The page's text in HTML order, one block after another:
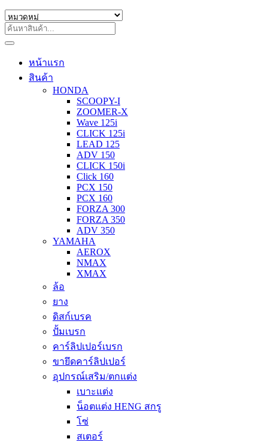
หน้าแรก
สินค้า
HONDA
SCOOPY-I
ZOOMER-X
Wave 125i
CLICK 125i
LEAD 125
ADV 150
CLICK 150i
Click 160
PCX 150
PCX 160
FORZA 300
FORZA 350
ADV 350
YAMAHA
AEROX
NMAX
XMAX
ล้อ
ยาง
ดิสก์เบรค
ปั้มเบรก
คาร์ลิปเปอร์เบรก
ขายึดคาร์ลิปเปอร์
อุปกรณ์เสริม/ตกแต่ง
เบาะแต่ง
น็อตแต่ง HENG สกรู
โซ่
สเตอร์